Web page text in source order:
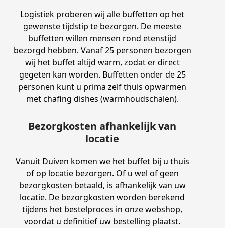
Logistiek proberen wij alle buffetten op het
gewenste tijdstip te bezorgen. De meeste
buffetten willen mensen rond etenstijd
bezorgd hebben. Vanaf 25 personen bezorgen
wij het buffet altijd warm, zodat er direct
gegeten kan worden. Buffetten onder de 25
personen kunt u prima zelf thuis opwarmen
met chafing dishes (warmhoudschalen).
Bezorgkosten afhankelijk van
locatie
Vanuit Duiven komen we het buffet bij u thuis
of op locatie bezorgen. Of u wel of geen
bezorgkosten betaald, is afhankelijk van uw
locatie. De bezorgkosten worden berekend
tijdens het bestelproces in onze webshop,
voordat u definitief uw bestelling plaatst.